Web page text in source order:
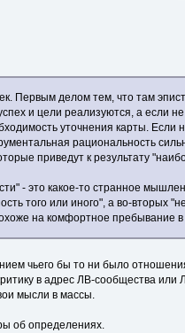
Первым делом тем, что там
и цели реализуются, а
уточнения карты.
рациональность
приведут к результату
- это какое-то странное
того или иного", а во-вторых
на комфортное пребывание в
чьего бы то ни было
в адрес ЛВ-сообщества или
мысли в массы.
об определениях.